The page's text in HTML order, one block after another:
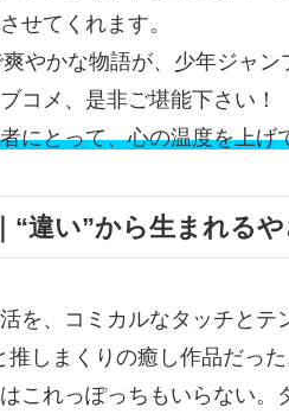
せてくれます。
やかな物語が、少年ジャン
コメ、是非ご堪能下さい！
にとって、心の温度を上げ
“違い”から生まれるや
を、コミカルなタッチと
しまくりの癒し作品だった
これっぽっちもいらない。